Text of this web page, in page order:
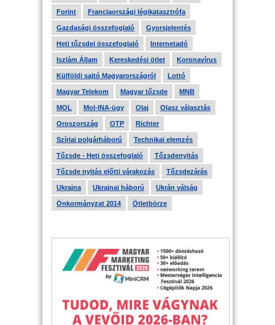
Forint Franciaországi légikatasztrófa
Gazdasági összefoglaló Gyorsjelentés
Heti tőzsdei összefoglaló Internetadó
Iszlám Állam Kereskedési ötlet Koronavírus
Külföldi sajtó Magyarországról Lottó
Magyar Telekom Magyar tőzsde MNB
MOL Mol-INA-ügy Olaj Olasz választás
Oroszország OTP Richter
Szíriai polgárháború Technikai elemzés
Tőzsde - Heti összefoglaló Tőzsdenyitás
Tőzsde nyitás előtti várakozás Tőzsdezárás
Ukrajna Ukrajnai háború Ukrán válság
Önkormányzat 2014 Ötletbörze